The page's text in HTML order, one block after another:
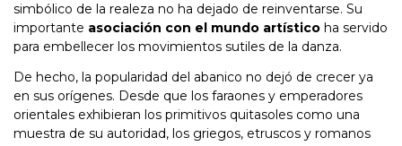
simbólico de la realeza no ha dejado de reinventarse. Su
importante asociación con el mundo artístico ha servido
para embellecer los movimientos sutiles de la danza.
De hecho, la popularidad del abanico no dejó de crecer ya
en sus orígenes. Desde que los faraones y emperadores
orientales exhibieran los primitivos quitasoles como una
muestra de su autoridad, los griegos, etruscos y romanos